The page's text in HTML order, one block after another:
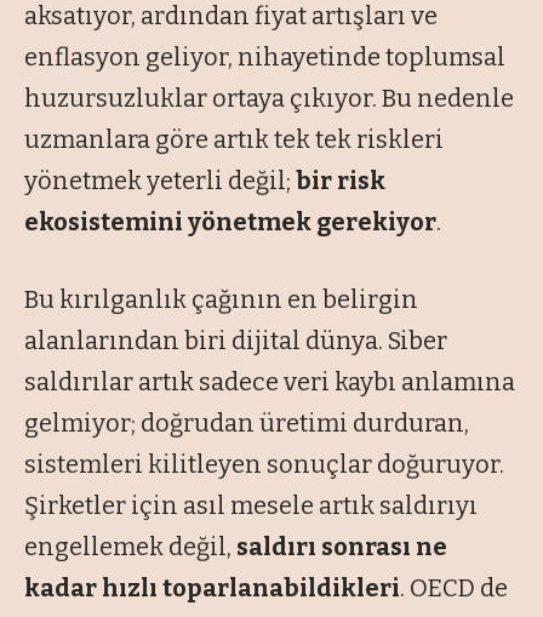
aksatıyor, ardından fiyat artışları ve
enflasyon geliyor, nihayetinde toplumsal
huzursuzluklar ortaya çıkıyor. Bu nedenle
uzmanlara göre artık tek tek riskleri
yönetmek yeterli değil; bir risk
ekosistemini yönetmek gerekiyor.
Bu kırılganlık çağının en belirgin
alanlarından biri dijital dünya. Siber
saldırılar artık sadece veri kaybı anlamına
gelmiyor; doğrudan üretimi durduran,
sistemleri kilitleyen sonuçlar doğuruyor.
Şirketler için asıl mesele artık saldırıyı
engellemek değil, saldırı sonrası ne
kadar hızlı toparlanabildikleri. OECD de